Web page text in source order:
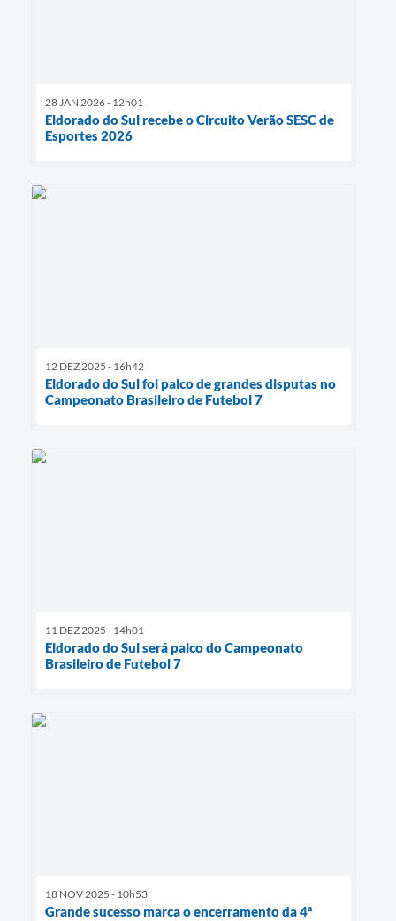
28 JAN 2026 - 12h01
Eldorado do Sul recebe o Circuito Verão SESC de
Esportes 2026
12 DEZ 2025 - 16h42
Eldorado do Sul foi palco de grandes disputas no
Campeonato Brasileiro de Futebol 7
11 DEZ 2025 - 14h01
Eldorado do Sul será palco do Campeonato
Brasileiro de Futebol 7
18 NOV 2025 - 10h53
Grande sucesso marca o encerramento da 4ª